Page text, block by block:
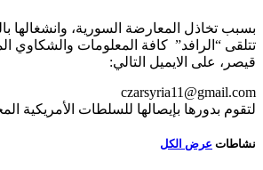
بسبب تخاذل المعارضة السورية، وانشغالها
تتلقى “الرافد” كافة المعلومات والشكاوي
قيصر، على الايميل التالي:
czarsyria11@gmail.com
لتقوم بدورها بإيصالها للسلطات الأمريكية
نشاطات عرض الكل